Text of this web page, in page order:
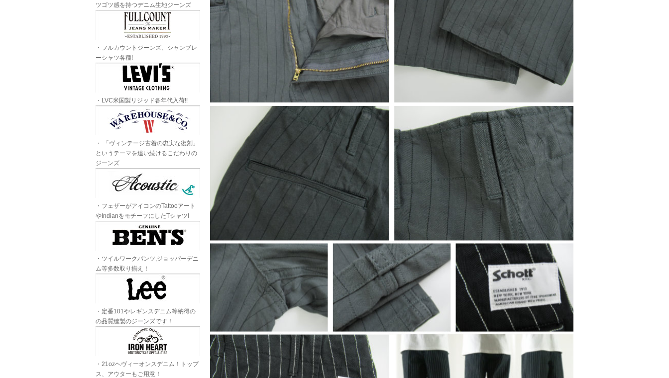
ツゴツ感を持つデニム生地ジーンズ
・フルカウントジーンズ、シャンブレ
ーシャツ各種!
・LVC米国製リジッド各年代入荷!!
・ 「ヴィンテージ古着の忠実な復刻」
というテーマを追い続けるこだわりの
ジーンズ
・フェザーがアイコンのTattooアート
やIndianをモチーフにしたTシャツ!
・ツイルワークパンツ,ジョッパーデニ
ム等多数取り揃え！
・定番101やレギンスデニム等納得の
の品質縫製のジーンズです！
・21ozヘヴィーオンスデニム！トップ
ス、アウターもご用意！